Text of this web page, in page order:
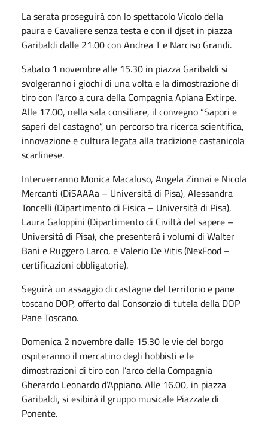
La serata proseguirà con lo spettacolo Vicolo della
paura e Cavaliere senza testa e con il djset in piazza
Garibaldi dalle 21.00 con Andrea T e Narciso Grandi.
Sabato 1 novembre alle 15.30 in piazza Garibaldi si
svolgeranno i giochi di una volta e la dimostrazione di
tiro con l’arco a cura della Compagnia Apiana Extirpe.
Alle 17.00, nella sala consiliare, il convegno “Sapori e
saperi del castagno”, un percorso tra ricerca scientifica,
innovazione e cultura legata alla tradizione castanicola
scarlinese.
Interverranno Monica Macaluso, Angela Zinnai e Nicola
Mercanti (DiSAAAa – Università di Pisa), Alessandra
Toncelli (Dipartimento di Fisica – Università di Pisa),
Laura Galoppini (Dipartimento di Civiltà del sapere –
Università di Pisa), che presenterà i volumi di Walter
Bani e Ruggero Larco, e Valerio De Vitis (NexFood –
certificazioni obbligatorie).
Seguirà un assaggio di castagne del territorio e pane
toscano DOP, offerto dal Consorzio di tutela della DOP
Pane Toscano.
Domenica 2 novembre dalle 15.30 le vie del borgo
ospiteranno il mercatino degli hobbisti e le
dimostrazioni di tiro con l’arco della Compagnia
Gherardo Leonardo d’Appiano. Alle 16.00, in piazza
Garibaldi, si esibirà il gruppo musicale Piazzale di
Ponente.